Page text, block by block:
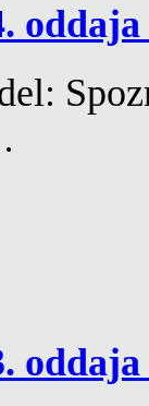
oddaja
oddaja